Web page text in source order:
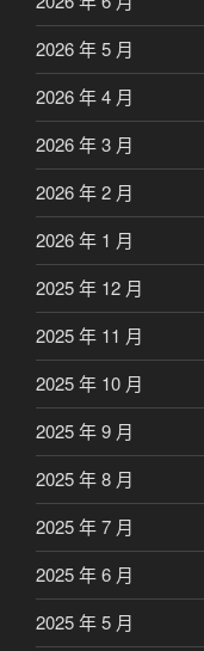
2026 年 5 月
2026 年 4 月
2026 年 3 月
2026 年 2 月
2026 年 1 月
2025 年 12 月
2025 年 11 月
2025 年 10 月
2025 年 9 月
2025 年 8 月
2025 年 7 月
2025 年 6 月
2025 年 5 月